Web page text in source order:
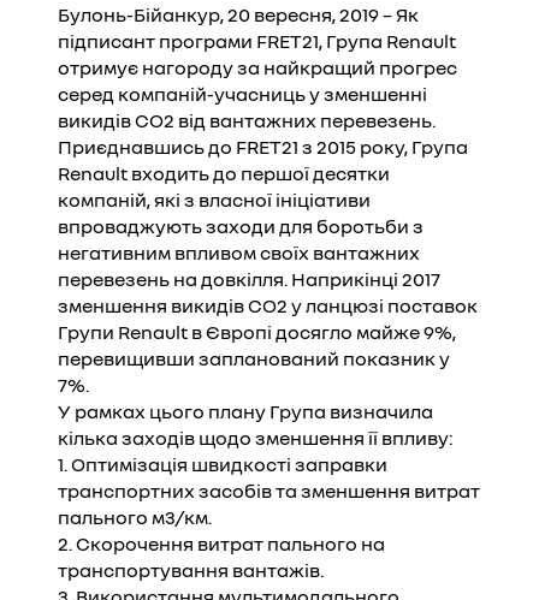
Булонь-Бійанкур, 20 вересня, 2019 – Як
підписант програми FRET21, Група Renault
отримує нагороду за найкращий прогрес
серед компаній-учасниць у зменшенні
викидів CO2 від вантажних перевезень.
Приєднавшись до FRET21 з 2015 року, Група
Renault входить до першої десятки
компаній, які з власної ініціативи
впроваджують заходи для боротьби з
негативним впливом своїх вантажних
перевезень на довкілля. Наприкінці 2017
зменшення викидів CO2 у ланцюзі поставок
Групи Renault в Європі досягло майже 9%,
перевищивши запланований показник у
7%.
У рамках цього плану Група визначила
кілька заходів щодо зменшення її впливу:
1. Оптимізація швидкості заправки
транспортних засобів та зменшення витрат
пального м3/км.
2. Скорочення витрат пального на
транспортування вантажів.